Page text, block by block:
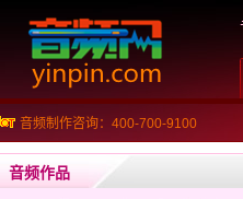
音频制作咨询：400-700-9100
音频作品